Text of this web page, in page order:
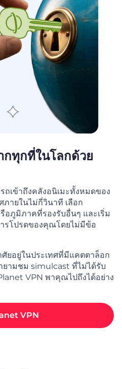
ทุกที่ในโลกด้วย
เข้าถึงคลังอนิเมะทั้งหมดของ
ายในไม่กี่วินาที เลือก
อภูมิภาคที่รองรับอื่นๆ และเริ่ม
รโปรดของคุณโดยไม่มีข้อ
ยอยู่ในประเทศที่มีแคตตาล็อก
ามชม simulcast ที่ไม่ได้รับ
VPN พาคุณไปถึงได้อย่าง
VPN